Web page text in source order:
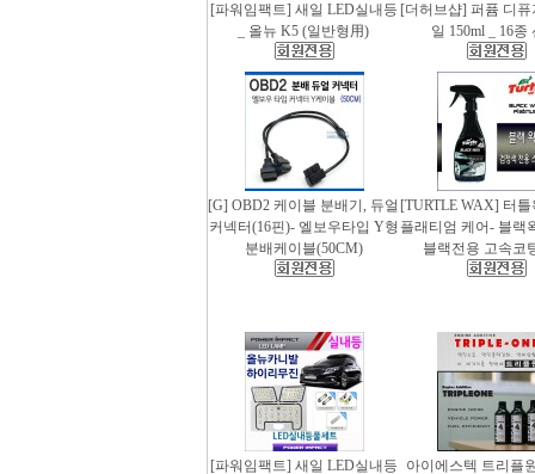
[파워임팩트] 새일 LED실내등
_ 올뉴 K5 (일반형用)
[더허브샵] 퍼퓸 디
일 150ml _ 16종
[G] OBD2 케이블 분배기, 듀얼
커넥터(16핀)- 엘보우타입 Y형
분배케이블(50CM)
[TURTLE WAX] 터
플래티엄 케어- 블랙
블랙전용 고속코
[파워임팩트] 새일 LED실내등 아이에스텍 트리플